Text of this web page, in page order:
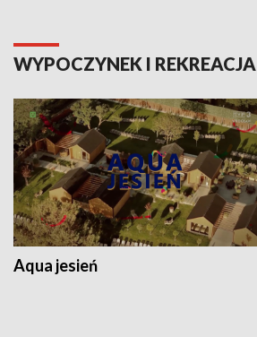
WYPOCZYNEK I REKREACJA
Aqua jesień